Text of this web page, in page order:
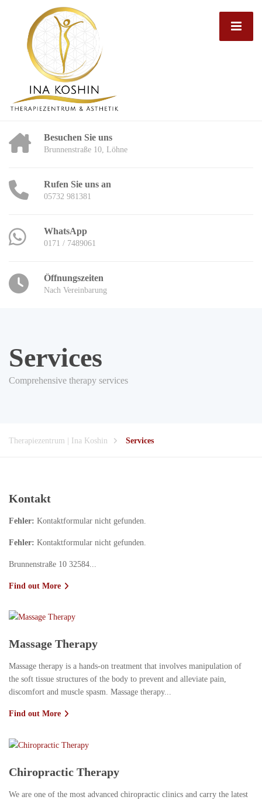
Besuchen Sie uns
Brunnenstraße 10, Löhne
Rufen Sie uns an
05732 981381
WhatsApp
0171 / 7489061
Öffnungszeiten
Nach Vereinbarung
Services
Comprehensive therapy services
Therapiezentrum | Ina Koshin Services
Kontakt
Fehler: Kontaktformular nicht gefunden.
Fehler: Kontaktformular nicht gefunden.
Brunnenstraße 10 32584...
Find out More
Massage Therapy
Massage therapy is a hands-on treatment that involves manipulation of
the soft tissue structures of the body to prevent and alleviate pain,
discomfort and muscle spasm. Massage therapy...
Find out More
Chiropractic Therapy
We are one of the most advanced chiropractic clinics and carry the latest